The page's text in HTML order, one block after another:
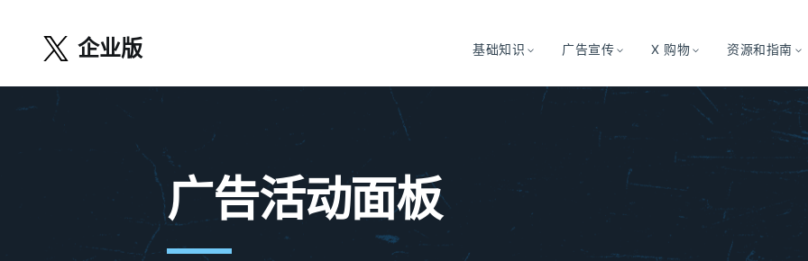
企业版 基础知识 广告宣传 X 购物 资源和指南
广告活动面板